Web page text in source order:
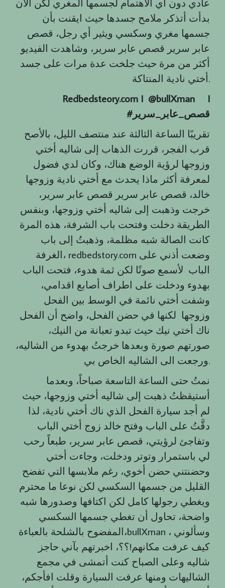
بدأت أتذكر ملامح جسدها حيث ايقنت بأن
جسمها مغري وسكسي ويثير أي رجل، قصص
عابر سرير قصص عابر سرير، وشاهدت الفيديو
أكثر من مرة حيث جلخت عدة مرات على جسد
أختي نادية المنتاكة.
Redbedsteory.com I @bullXman
I
#
قصص عابر
سرير
تقريبًا الساعة الثالثة عند منتصف الليل، بالأصح
قرب الفجر، قررت الذهاب إلى شاليه أختي
وزوجها لرؤية الوضع هناك، وكان لدي فضول
لمعرفة أكثر ماذا يحدث مع أختي نادية وزوجها
خالد، قصص عابر سرير قصص عابر سرير،
خرجت وذهبت إلى شاليه أختي وزوجها، وبنفس
الطريقة دخلت وفتحت باب الشرفة، هذه المرة
كانت الصالة شبه مظلمة، وذهبتُ إلى باب
الغرفة، redbedstory.com وضعت أذني على
الباب لأسمع صوتًا لكن ثمة هدوء، فتحت الباب
بهدوء ودخلت على اطراف أصابع اقدامي،
وشفت أختي نائمة في الوسط بين الفحل
وزوجها لكنها في حضن الفحل، واضح أن الفحل
ناك أختي نيك حيث تبدو تعبانة من النيك،
صورتهم صورة وبعدها خرجتُ بهدوء من الشاليه،
ورجعت الى الشاليه الخاص بي.
نمتُ حتى الساعة التاسعة صباحاً، وبعدما
أستيقظتُ ذهبت إلى شاليه أختي وزوجها، حيث
لم أجد سيارة الفحل الذي ناك أختي نادية، لذا
دقَّتُ على الباب وفتح خالد زوج أختي الباب
وتفاجئ لرؤيتي، قصص عابر سرير، طبعاً رحب
لي باستمرار وتوتر ودخلت، وجاءت أختي
وحضنتني حضن أخوي، رغم ملابسها التي تفضح
القليل من جسمها السكسي لكن نوعا ما محترم
ويغطي رجولها كامل لكن اكتافها وصدورها شبه
واضحة، تحاول أن تغطي جسمها السكسي
المفضوح بالشلحة بالعباءة،bullXman ، وسألوني
كيف عرفت مكانهم!؟؟، اخبرتهم بآني حاجز
شاليه وعلى الصباح كنت أتمشى في مجمع
الشاليهات ومنها عرفت السيارة وقلت افأجكم،